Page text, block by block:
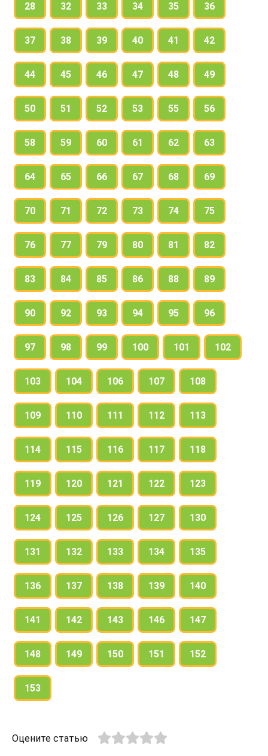
28 32 33 34 35 36
37 38 39 40 41 42
44 45 46 47 48 49
50 51 52 53 55 56
58 59 60 61 62 63
64 65 66 67 68 69
70 71 72 73 74 75
76 77 79 80 81 82
83 84 85 86 88 89
90 92 93 94 95 96
97 98 99 100 101 102
103 104 106 107 108
109 110 111 112 113
114 115 116 117 118
119 120 121 122 123
124 125 126 127 130
131 132 133 134 135
136 137 138 139 140
141 142 143 146 147
148 149 150 151 152
153
Оцените статью